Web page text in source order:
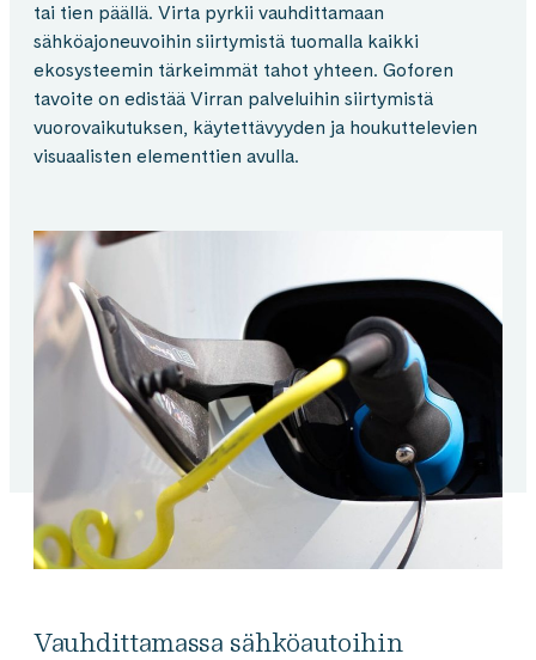
tai tien päällä. Virta pyrkii vauhdittamaan
sähköajoneuvoihin siirtymistä tuomalla kaikki
ekosysteemin tärkeimmät tahot yhteen. Goforen
tavoite on edistää Virran palveluihin siirtymistä
vuorovaikutuksen, käytettävyyden ja houkuttelevien
visuaalisten elementtien avulla.
Vauhdittamassa sähköautoihin